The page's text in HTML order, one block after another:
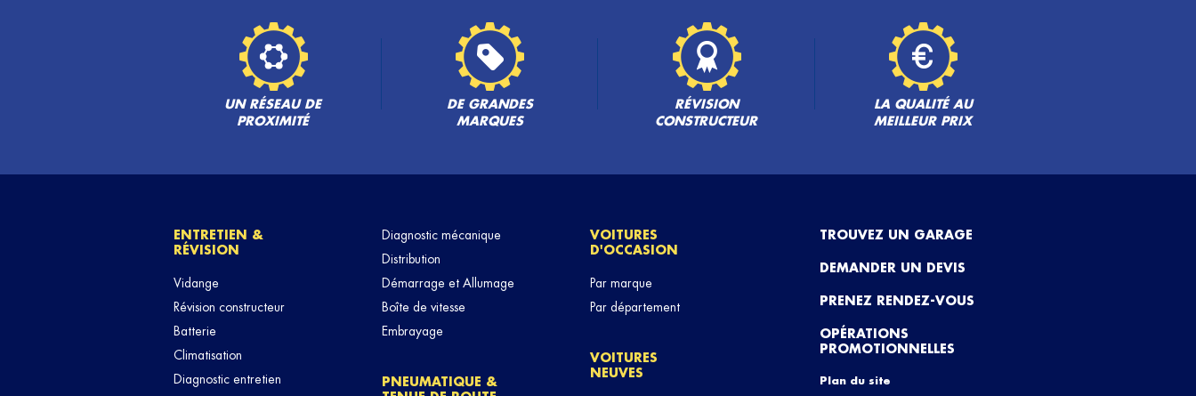
UN RÉSEAU DE
PROXIMITÉ
DE GRANDES
MARQUES
RÉVISION
CONSTRUCTEUR
LA QUALITÉ AU
MEILLEUR PRIX
ENTRETIEN &
RÉVISION
Vidange
Révision constructeur
Batterie
Climatisation
Diagnostic entretien
Diagnostic mécanique
Distribution
Démarrage et Allumage
Boîte de vitesse
Embrayage
PNEUMATIQUE &
VOITURES
D'OCCASION
Par marque
Par département
VOITURES
NEUVES
TROUVEZ UN GARAGE
DEMANDER UN DEVIS
PRENEZ RENDEZ-VOUS
OPÉRATIONS
PROMOTIONNELLES
Plan du site